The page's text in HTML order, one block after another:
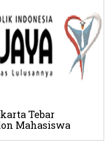
Tebar
Mahasiswa